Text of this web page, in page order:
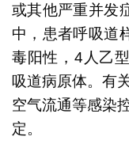
或其他严重并发
中，患者呼吸道
毒阳性，4人乙
吸道病原体。有
空气流通等感染
定。